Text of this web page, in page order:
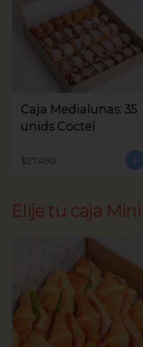
Caja Medialunas: 35
unids Coctel
$27.490
Elije tu caja